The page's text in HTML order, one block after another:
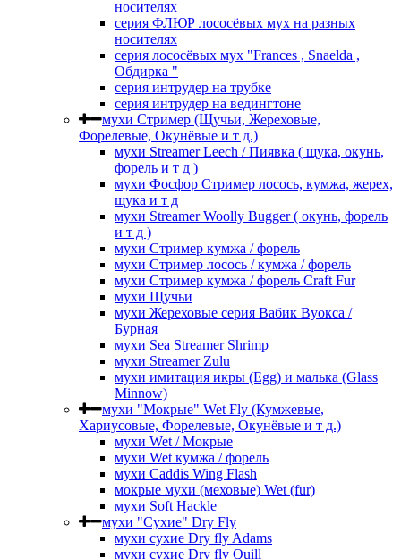
носителях
серия ФЛЮР лососёвых мух на разных
носителях
серия лососёвых мух "Frances , Snaelda ,
Обдирка "
серия интрудер на трубке
серия интрудер на ведингтоне
мухи Стример (Щучьи, Жереховые,
Форелевые, Окунёвые и т д.)
мухи Streamer Leech / Пиявка ( щука, окунь,
форель и т д )
мухи Фосфор Стример лосось, кумжа, жерех,
щука и т д
мухи Streamer Woolly Bugger ( окунь, форель
и т д )
мухи Стример кумжа / форель
мухи Стример лосось / кумжа / форель
мухи Стример кумжа / форель Craft Fur
мухи Щучьи
мухи Жереховые серия Вабик Вуокса /
Бурная
мухи Sea Streamer Shrimp
мухи Streamer Zulu
мухи имитация икры (Egg) и малька (Glass
Minnow)
мухи "Мокрые" Wet Fly (Кумжевые,
Хариусовые, Форелевые, Окунёвые и т д.)
мухи Wet / Мокрые
мухи Wet кумжа / форель
мухи Caddis Wing Flash
мокрые мухи (меховые) Wet (fur)
мухи Soft Hackle
мухи "Сухие" Dry Fly
мухи сухие Dry fly Adams
мухи сухие Dry fly Quill